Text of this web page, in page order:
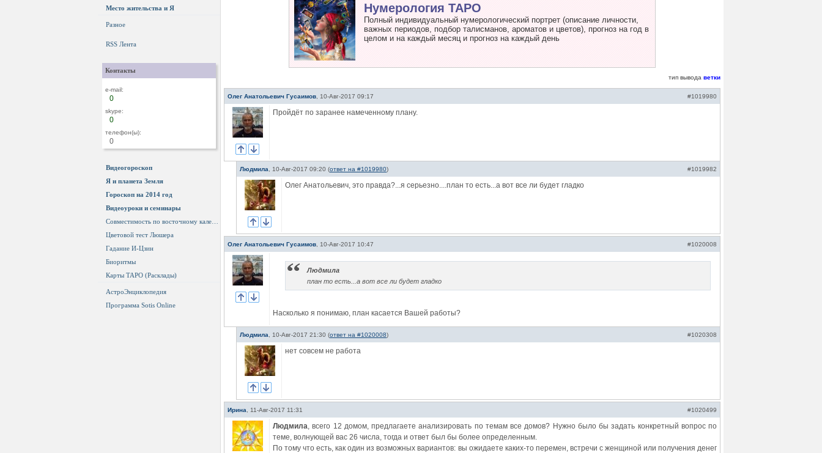
Место жительства и Я
Разное
RSS Лента
Контакты
e-mail:
0
skype:
0
телефон(ы):
0
Видеогороскоп
Я и планета Земля
Гороскоп на 2014 год
Видеоуроки и семинары
Цветовой тест Люшера
Гадание И-Цзин
Биоритмы
Карты ТАРО (Расклады)
АстроЭнциклопедия
Программа Sotis Online
Нумерология ТАРО
Полный индивидуальный нумерологический портрет (описание личности,
важных периодов, подбор талисманов, ароматов и цветов), прогноз на год в
целом и на каждый месяц и прогноз на каждый день
тип вывода ветки
#1019980
Олег Анатольевич Гусаимов 10-Авг-2017 09:17
Пройдёт по заранее намеченному плану.
#1019982
Людмила 10-Авг-2017 09:20 (ответ на #1019980)
Олег Анатольевич, это правда?...я серьезно....план то есть...а вот все ли будет гладко
#1020008
Олег Анатольевич Гусаимов 10-Авг-2017 10:47
Людмила
план то есть...а вот все ли будет гладко
Насколько я понимаю, план касается Вашей работы?
#1020308
Людмила 10-Авг-2017 21:30 (ответ на #1020008)
нет совсем не работа
#1020499
Ирина 11-Авг-2017 11:31
Людмила, всего 12 домом, предлагаете анализировать по темам все домов? Нужно было бы задать конкретный вопрос по
теме, волнующей вас 26 числа, тогда и ответ был бы более определенным.
По тому что есть, как один из возможных вариантов: вы ожидаете каких-то перемен, встречи с женщиной или получения денег